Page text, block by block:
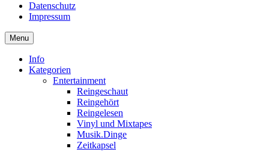
Datenschutz
Impressum
Menu
Info
Kategorien
Entertainment
Reingeschaut
Reingehört
Reingelesen
Vinyl und Mixtapes
Musik.Dinge
Zeitkapsel